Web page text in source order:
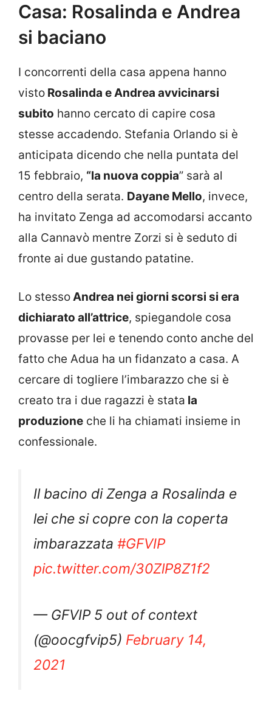
Casa: Rosalinda e Andrea
si baciano
I concorrenti della casa appena hanno
visto Rosalinda e Andrea avvicinarsi
subito hanno cercato di capire cosa
stesse accadendo. Stefania Orlando si è
anticipata dicendo che nella puntata del
15 febbraio, “la nuova coppia” sarà al
centro della serata. Dayane Mello, invece,
ha invitato Zenga ad accomodarsi accanto
alla Cannavò mentre Zorzi si è seduto di
fronte ai due gustando patatine.
Lo stessoAndrea nei giorni scorsi si era
dichiarato all’attrice, spiegandole cosa
provasse per lei e tenendo conto anche del
fatto che Adua ha un fidanzato a casa. A
cercare di togliere l’imbarazzo che si è
creato tra i due ragazzi è stata la
produzione che li ha chiamati insieme in
confessionale.
Il bacino di Zenga a Rosalinda e
lei che si copre con la coperta
imbarazzata #GFVIP
pic.twitter.com/30ZlP8Z1f2
— GFVIP 5 out of context
(@oocgfvip5) February 14,
2021